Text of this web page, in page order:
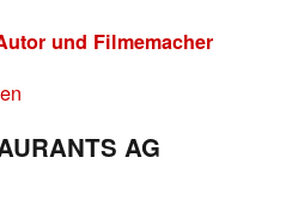
und Filmemacher
AG